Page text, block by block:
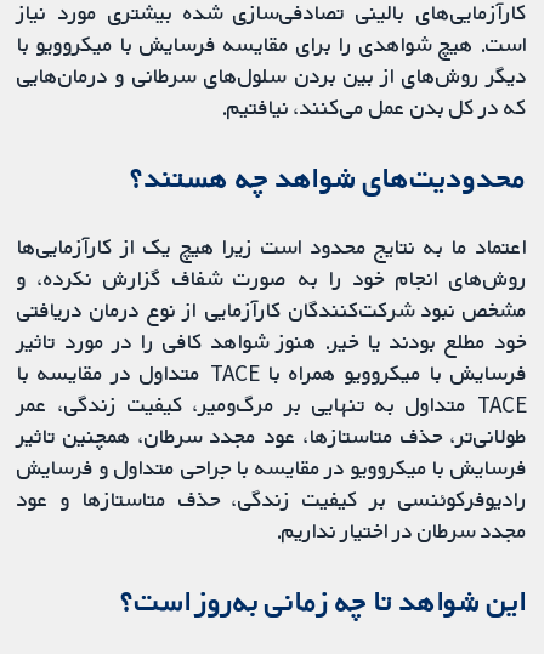
کارآزمایی‌های بالینی تصادفی‌سازی شده بیشتری مورد نیاز
است. هیچ شواهدی را برای مقایسه فرسایش با میکروویو با
دیگر روش‌های از بین بردن سلول‌های سرطانی و درمان‌هایی
که در کل بدن عمل می‌کنند، نیافتیم.
محدودیت‌های شواهد چه هستند؟
اعتماد ما به نتایج محدود است زیرا هیچ یک از کارآزمایی‌ها
روش‌های انجام خود را به‌ صورت شفاف گزارش نکرده، و
مشخص نبود شرکت‌کنندگان کارآزمایی از نوع درمان دریافتی
خود مطلع بودند یا خیر. هنوز شواهد کافی را در مورد تاثیر
فرسایش با میکروویو همراه با TACE متداول در مقایسه با
TACE متداول به‌ تنهایی بر مرگ‌ومیر، کیفیت زندگی، عمر
طولانی‌تر، حذف متاستازها، عود مجدد سرطان، همچنین تاثیر
فرسایش با میکروویو در مقایسه با جراحی متداول و فرسایش
رادیوفرکوئنسی بر کیفیت زندگی، حذف متاستازها و عود
مجدد سرطان در اختیار نداریم.
این شواهد تا چه زمانی به‌روز است؟